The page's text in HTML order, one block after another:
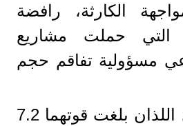
الكارثة، رافضة
التي حملت مشاريع
مسؤولية تفاقم حجم
وكان الزلزالان، اللذان بلغت قوتهما 7.2